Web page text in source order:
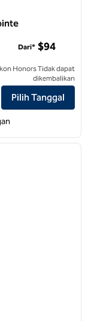
Airport Lake Pointe
Dari* $94
Honors Tidak dapat
dikembalikan
Pilih Tanggal